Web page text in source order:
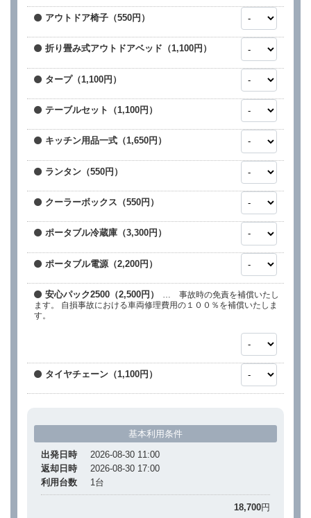
アウトドア椅子（550円）
折り畳み式アウトドアベッド（1,100円）
タープ（1,100円）
テーブルセット（1,100円）
キッチン用品一式（1,650円）
ランタン（550円）
クーラーボックス（550円）
ポータブル冷蔵庫（3,300円）
ポータブル電源（2,200円）
安心パック2500（2,500円）
… 事故時の免責を補償いたし
ます。 自損事故における車両修理費用の１００％を補償いたしま
す。
タイヤチェーン（1,100円）
基本利用条件
出発日時
2026-08-30 11:00
返却日時
2026-08-30 17:00
利用台数
1台
18,700円